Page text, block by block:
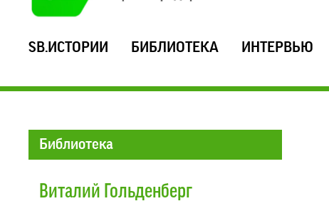
SB.ИСТОРИИ БИБЛИОТЕКА ИНТЕРВЬЮ
Библиотека
Виталий Гольденберг